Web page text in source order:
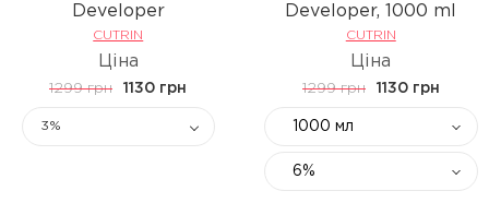
Developer
CUTRIN
Ціна
1299 грн 1130 грн
3%
Developer, 1000 ml
CUTRIN
Ціна
1299 грн 1130 грн
1000 мл
6%